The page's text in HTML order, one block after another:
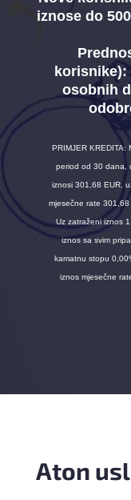
iznose do
korisnike):
osobnih
PRIMJER KREDITA:
period od 30 dana,
iznosi 301,68 EUR,
mjesečne rate
Uz zatraženi iznos
iznos sa svim
kamatnu stopu
iznos mjesečne
Aton